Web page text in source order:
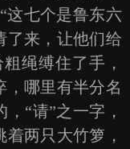
这七个是鲁东六
了来，让他们给
绳缚住了手，
，哪里有半分名
“请”之一字，
两只大竹箩，